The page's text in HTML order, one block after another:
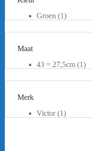
Groen (1)
Maat
43 = 27,5cm (1)
44,5 = 28,5cm (1)
Merk
Victor (1)